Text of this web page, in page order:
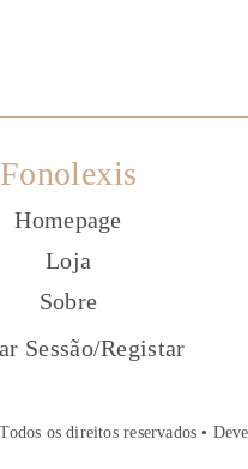
Fonolexis
Homepage
Loja
Sobre
Sessão/Registar
os direitos reservados •